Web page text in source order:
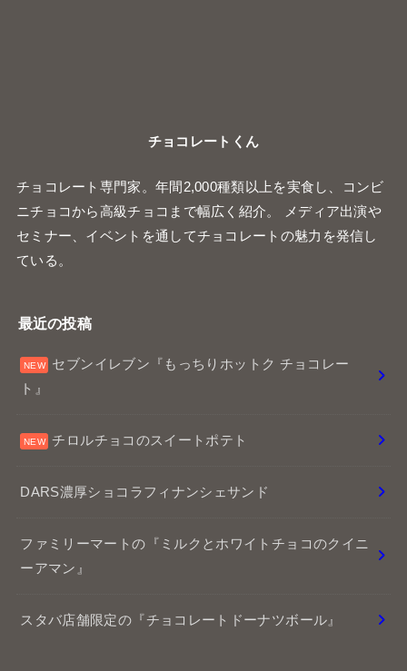
チロルチョコのスイートポテト
DARS濃厚ショコラフィナンシェサンド
ーアマン』
スタバ店舗限定の『チョコレートドーナツボール』
プライバシーポリシー